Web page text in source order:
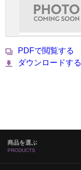
PDFで閲覧する
ダウンロードする
商品を選ぶ
PRODUCTS